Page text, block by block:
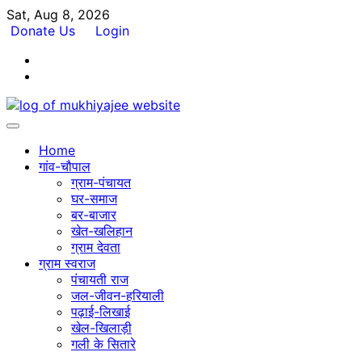
Skip
to
Sat, Aug 8, 2026
Donate Us
Login
Home
गांव-चौपाल
ग्राम-पंचायत
घर-समाज
बर-बाजार
खेत-खलिहान
ग्राम देवता
ग्राम स्वराज
पंचायती राज
जल-जीवन-हरियाली
पढ़ाई-लिखाई
खेल-खिलाड़ी
गली के सितारे